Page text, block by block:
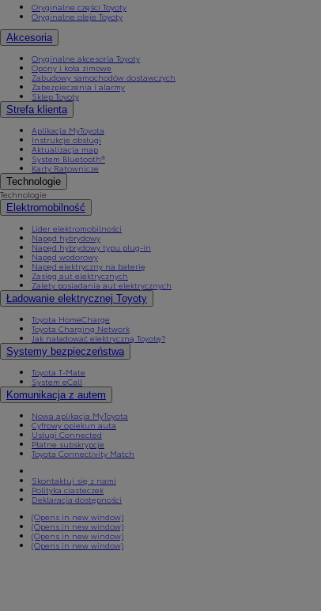
Od81 900 zł
HYBRID
Oryginalne części Toyoty
Oryginalne oleje Toyoty
Akcesoria
Oryginalne akcesoria Toyoty
Opony i koła zimowe
Zabudowy samochodów dostawczych
Zabezpieczenia i alarmy
Sklep Toyoty
Strefa klienta
Aplikacja MyToyota
Instrukcje obsługi
Aktualizacja map
System Bluetooth®
Karty Ratownicze
Technologie
Technologie
Elektromobilność
Lider elektromobilności
Napęd hybrydowy
Napęd hybrydowy typu plug-in
Napęd wodorowy
Napęd elektryczny na baterię
Zasięg aut elektrycznych
Zalety posiadania aut elektrycznych
Ładowanie elektrycznej Toyoty
Toyota HomeCharge
Toyota Charging Network
Jak naładować elektryczną Toyotę?
Systemy bezpieczeństwa
Toyota T-Mate
System eCall
Komunikacja z autem
Nowa aplikacja MyToyota
Cyfrowy opiekun auta
Usługi Connected
Płatne subskrypcje
Toyota Connectivity Match
Skontaktuj się z nami
Polityka ciasteczek
Deklaracja dostępności
(Opens in new window)
(Opens in new window)
(Opens in new window)
(Opens in new window)